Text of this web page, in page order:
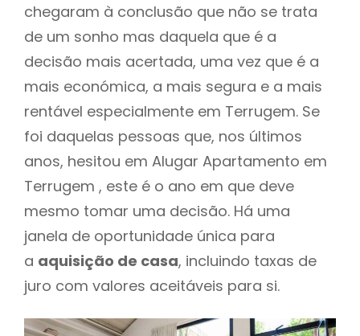
chegaram à conclusão que não se trata
de um sonho mas daquela que é a
decisão mais acertada, uma vez que é a
mais económica, a mais segura e a mais
rentável especialmente em Terrugem. Se
foi daquelas pessoas que, nos últimos
anos, hesitou em Alugar Apartamento em
Terrugem , este é o ano em que deve
mesmo tomar uma decisão. Há uma
janela de oportunidade única para
a aquisição de casa, incluindo taxas de
juro com valores aceitáveis para si.